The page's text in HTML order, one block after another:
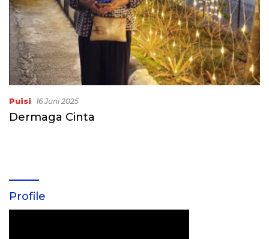
Puisi 16 Juni 2025
Dermaga Cinta
Profile